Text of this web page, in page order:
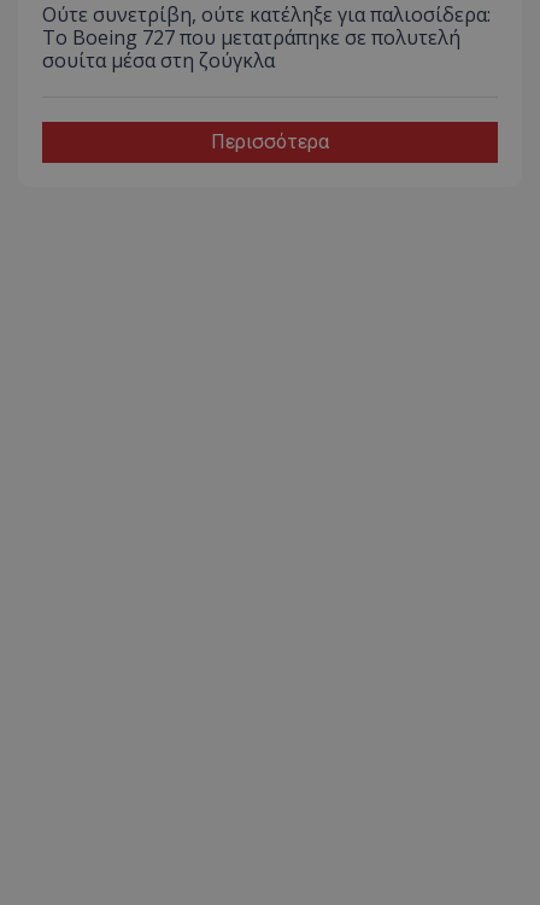
Ούτε συνετρίβη, ούτε κατέληξε για παλιοσίδερα:
Το Boeing 727 που μετατράπηκε σε πολυτελή
σουίτα μέσα στη ζούγκλα
Περισσότερα